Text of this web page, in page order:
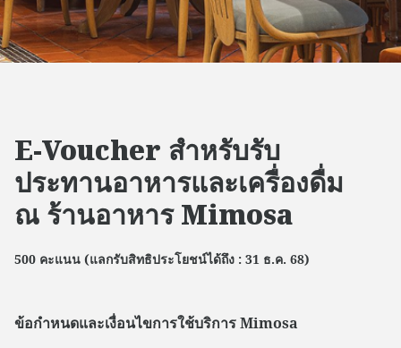
E-Voucher สำหรับรับ
ประทานอาหารและเครื่องดื่ม
ณ ร้านอาหาร Mimosa
500 คะแนน (แลกรับสิทธิประโยชน์ได้ถึง : 31 ธ.ค. 68)
ข้อกำหนดและเงื่อนไขการใช้บริการ Mimosa